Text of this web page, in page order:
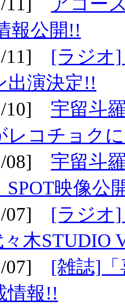
報公開!!
11] [ラジオ
出演決定!!
10] 宇留斗
レコチョク
08] 宇留斗
SPOT映像公
07] [ラジオ]
々木STUDIO
07] [雑誌]「
情報!!